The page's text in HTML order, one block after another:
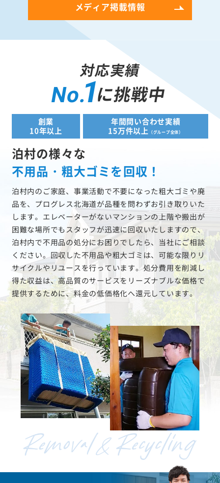
メディア掲載情報
対応実績
No.1に挑戦中
創業
10年以上
年間問い合わせ実績
15万件以上
（グループ全体）
泊村の様々な
不用品・粗大ゴミを回収！
泊村内のご家庭、事業活動で不要になった粗大ゴミや廃
品を、プログレス北海道が品種を問わずお引き取りいた
します。エレベーターがないマンションの上階や搬出が
困難な場所でもスタッフが迅速に回収いたしますので、
泊村内で不用品の処分にお困りでしたら、当社にご相談
ください。回収した不用品や粗大ゴミは、可能な限りリ
サイクルやリユースを行っています。処分費用を削減し
得た収益は、高品質のサービスをリーズナブルな価格で
提供するために、料金の低価格化へ還元しています。